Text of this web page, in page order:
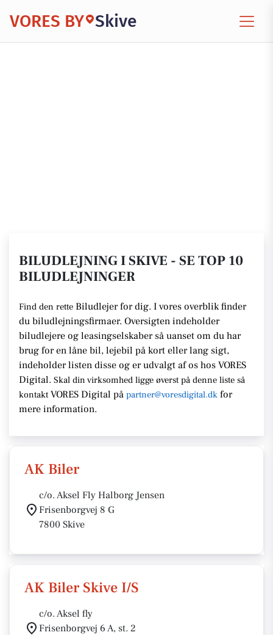
VORES BY Skive
BILUDLEJNING I SKIVE - SE TOP 10
BILUDLEJNINGER
Find den rette Biludlejer for dig. I vores overblik finder
du biludlejningsfirmaer. Oversigten indeholder
biludlejere og leasingselskaber så uanset om du har
brug for en låne bil, lejebil på kort eller lang sigt,
indeholder listen disse og er udvalgt af os hos VORES
Digital. Skal din virksomhed ligge øverst på denne liste så
kontakt VORES Digital på partner@voresdigital.dk for
mere information.
AK Biler
c/o. Aksel Fly Halborg Jensen
Frisenborgvej 8 G
7800 Skive
AK Biler Skive I/S
c/o. Aksel fly
Frisenborgvej 6 A, st. 2